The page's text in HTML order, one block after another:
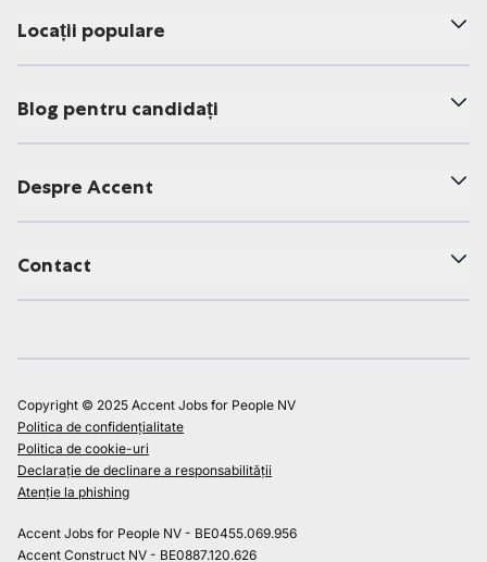
Locații populare
Blog pentru candidați
Despre Accent
Contact
Copyright © 2025 Accent Jobs for People NV
Politica de confidențialitate
Politica de cookie-uri
Declarație de declinare a responsabilității
Atenție la phishing
Accent Jobs for People NV - BE0455.069.956
Accent Construct NV - BE0887.120.626